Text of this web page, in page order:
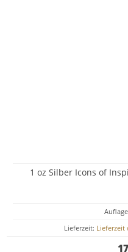
1 oz Silber Icons of
Lieferzeit: Lieferzeit